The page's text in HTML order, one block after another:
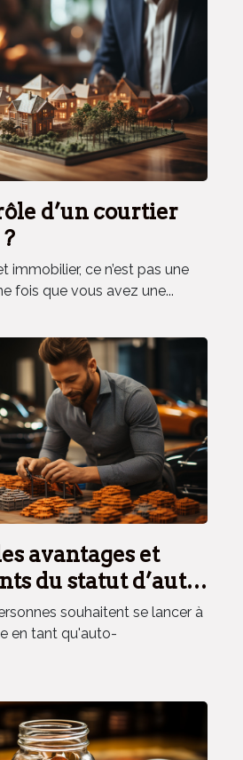
d’un courtier
immobilier, ce n’est pas une
fois que vous avez une...
avantages et
du statut d’auto-
?
souhaitent se lancer à
en tant qu'auto-